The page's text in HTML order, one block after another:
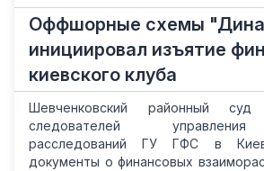
Оффшорные схемы
инициировал изъятие
киевского клуба
Шевченковский районный
следователей
расследований ГУ ГФС в
документы о финансовых